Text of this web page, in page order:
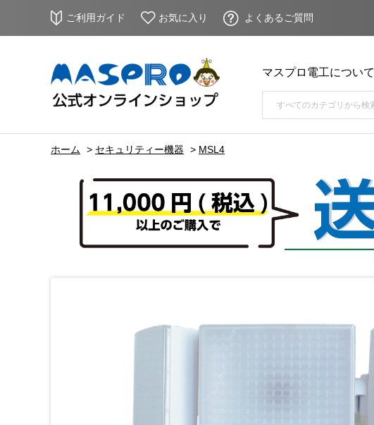
ご利用ガイド お気に入り よくあるご質問
マスプロ電工について
ホーム > セキュリティー機器 > MSL4